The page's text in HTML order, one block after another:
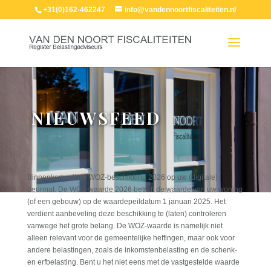
+31(0)162-462247 info@vandennoortfiscaliteiten.nl
NIEUWSFEED
Binnenkort valt de WOZ-beschikking 2026 op uw (digitale)
deurmat. De WOZ-waarde 2026 betreft de waarde van uw woning
(of een gebouw) op de waardepeildatum 1 januari 2025. Het
verdient aanbeveling deze beschikking te (laten) controleren
vanwege het grote belang. De WOZ-waarde is namelijk niet
alleen relevant voor de gemeentelijke heffingen, maar ook voor
andere belastingen, zoals de inkomstenbelasting en de schenk-
en erfbelasting. Bent u het niet eens met de vastgestelde waarde